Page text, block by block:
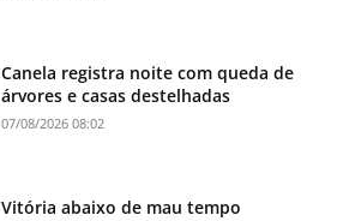
Canela registra noite com queda de
árvores e casas destelhadas
07/08/2026 08:02
Vitória abaixo de mau tempo